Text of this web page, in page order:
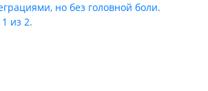
но без головной боли.
из 2.